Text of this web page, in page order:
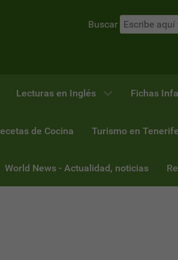
Buscar
Lecturas en Inglés Fichas
de Cocina Turismo en Tenerife
World News - Actualidad, noticias